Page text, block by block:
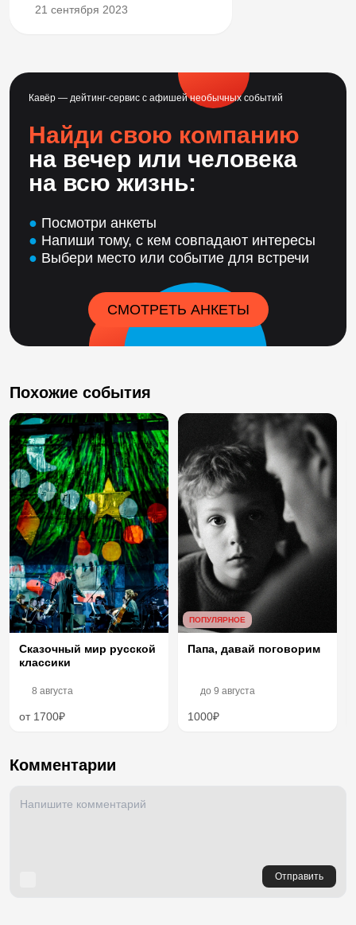
21 сентября 2023
Кавёр — дейтинг-сервис с афишей необычных событий
Найди свою компанию
на вечер или человека
на всю жизнь:
● Посмотри анкеты
● Напиши тому, с кем совпадают интересы
● Выбери место или событие для встречи
СМОТРЕТЬ АНКЕТЫ
Похожие события
Сказочный мир русской
классики
8 августа
от 1700₽
ПОПУЛЯРНОЕ
Папа, давай поговорим
до 9 августа
1000₽
Комментарии
Отправить